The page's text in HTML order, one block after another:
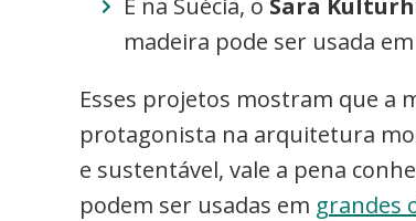
madeira pode ser usada
Esses projetos mostram que a
protagonista na arquitetura
e sustentável, vale a pena
podem ser usadas em grandes